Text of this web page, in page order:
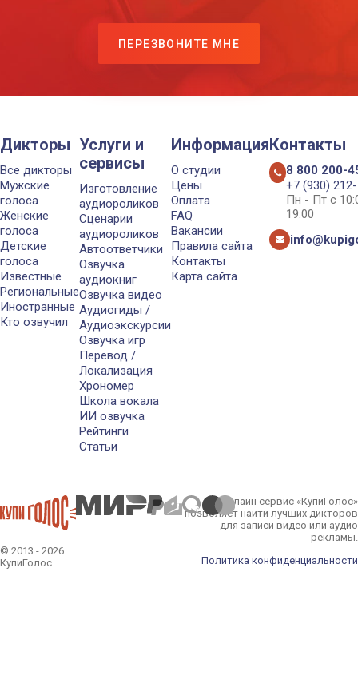
ПЕРЕЗВОНИТЕ МНЕ
Дикторы
Все дикторы
Мужские
голоса
Женские
голоса
Детские
голоса
Известные
Региональные
Иностранные
Кто озвучил
Услуги и
сервисы
Изготовление
аудиороликов
Сценарии
аудиороликов
Автоответчики
Озвучка
аудиокниг
Озвучка видео
Аудиогиды /
Аудиоэкскурсии
Озвучка игр
Перевод /
Локализация
Хрономер
Школа вокала
ИИ озвучка
Рейтинги
Статьи
Информация
О студии
Цены
Оплата
FAQ
Вакансии
Правила сайта
Контакты
Карта сайта
Контакты
8 800 200-
+7 (930)
Пн - Пт с
19:00
© 2013 - 2026
КупиГолос
Онлайн сервис «КупиГолос»
позволяет найти лучших дикторов
для записи видео или аудио
рекламы.
Политика конфиденциальности